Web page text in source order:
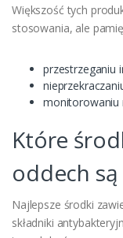
Większość tych
stosowania, ale
przestrzeganiu
monitorowaniu
Które
oddech
Najlepsze środki
składniki